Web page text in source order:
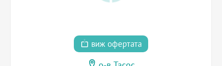
виж офертата